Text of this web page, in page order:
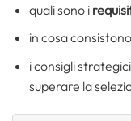
quali sono i
in cosa
i consigli
superare la